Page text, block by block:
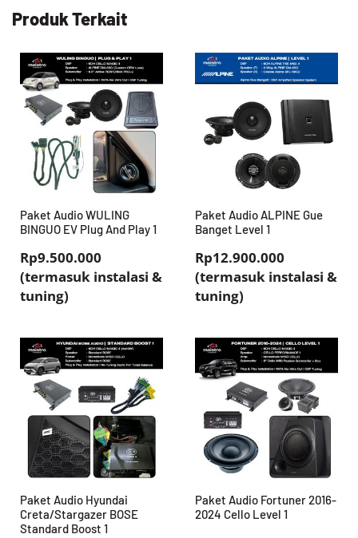
Produk Terkait
Paket Audio WULING
BINGUO EV Plug And Play 1
Rp9.500.000
(termasuk instalasi &
tuning)
Paket Audio ALPINE Gue
Banget Level 1
Rp12.900.000
(termasuk instalasi &
tuning)
Paket Audio Hyundai
Creta/Stargazer BOSE
Standard Boost 1
Paket Audio Fortuner 2016-
2024 Cello Level 1